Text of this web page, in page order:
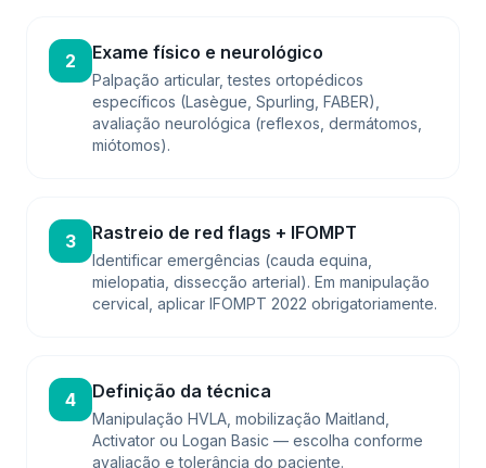
2 Exame físico e neurológico
Palpação articular, testes ortopédicos
específicos (Lasègue, Spurling, FABER),
avaliação neurológica (reflexos, dermátomos,
miótomos).
3 Rastreio de red flags + IFOMPT
Identificar emergências (cauda equina,
mielopatia, dissecção arterial). Em manipulação
cervical, aplicar IFOMPT 2022 obrigatoriamente.
4 Definição da técnica
Manipulação HVLA, mobilização Maitland,
Activator ou Logan Basic — escolha conforme
avaliação e tolerância do paciente.